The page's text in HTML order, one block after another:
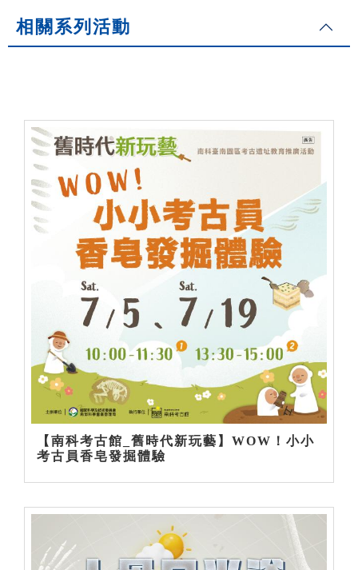
相關系列活動
【南科考古館_舊時代新玩藝】WOW！小小
考古員香皂發掘體驗